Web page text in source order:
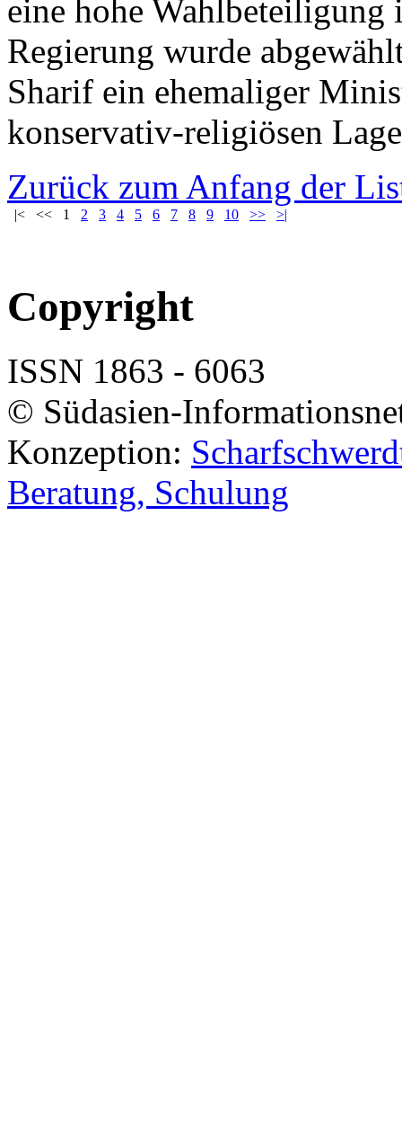
eine hohe Wahlbeteiligung
Regierung wurde
Sharif ein ehemaliger
konservativ-religiösen
Zurück zum Anfang der
|< << 1 2 3 4 5 6 7 8 9 10 >> >|
Copyright
ISSN 1863 - 6063
© Südasien-
Konzeption:
Beratung, Schulung